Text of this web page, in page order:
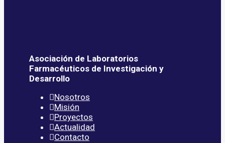
Asociación de Laboratorios
Farmacéuticos de Investigación y
Desarrollo
Nosotros
Misión
Proyectos
Actualidad
Contacto